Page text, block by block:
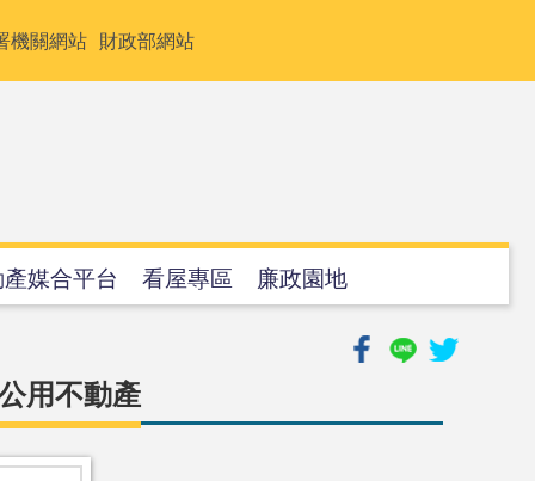
機關網站 財政部網站
媒合平台 看屋專區 廉政園地
用不動產